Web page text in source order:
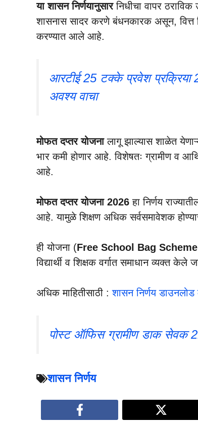
या शासन निर्णयानुसारनिधीचा वापर
शासनास सादर करणे बंधनकारक असून, वित्त
करण्यात आले आहे.
आरटीई 25 टक्के प्रवेश प्रक्रिया
अवश्य वाचा
मोफत दप्तर योजनालागू झाल्यास शाळेत
भार कमी होणार आहे. विशेषतः ग्रामीण व
आहे.
मोफत दप्तर योजना 2026 हा निर्णय
आहे. यामुळे शिक्षण अधिक सर्वसमावेशक
ही योजना (Free School Bag
विद्यार्थी व शिक्षक वर्गात समाधान व्यक्त केले
अधिक माहितीसाठी :शासन निर्णय डाउनलोड
पोस्ट ऑफिस ग्रामीण डाक सेवक
शासन निर्णय